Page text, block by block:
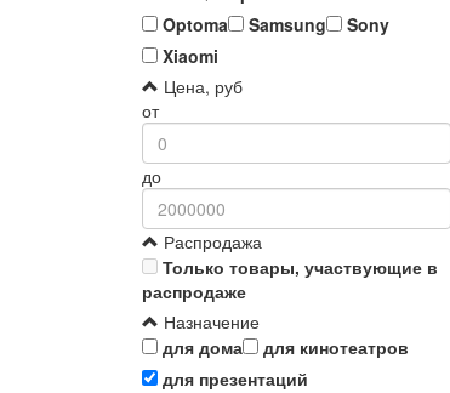
Optoma
Samsung
Sony
Xiaomi
Цена, руб
от
до
Распродажа
Только товары, участвующие в
распродаже
Назначение
для дома
для кинотеатров
для презентаций